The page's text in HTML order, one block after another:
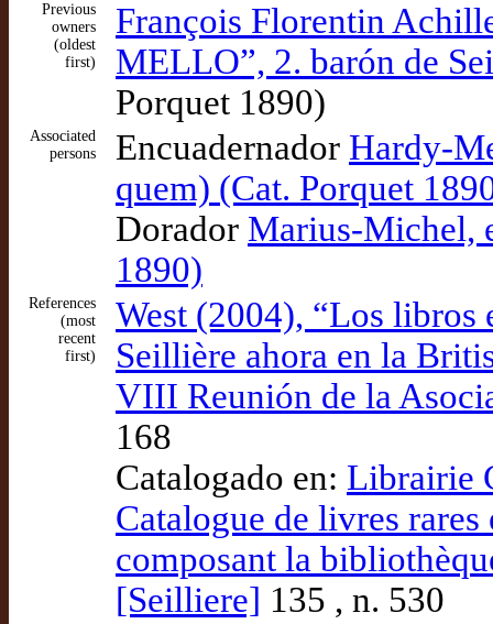
Previous
owners
(oldest
first)
François Florentin
MELLO”, 2. barón de
Porquet 1890)
Associated
persons
Encuadernador Hardy-
quem) (Cat. Porquet
Dorador Marius-Michel,
1890)
References
(most
recent
first)
West (2004), “Los libros
Seillière ahora en la
VIII Reunión de la
168
Catalogado en: Librairie
Catalogue de livres
composant la
[Seilliere] 135 , n. 530